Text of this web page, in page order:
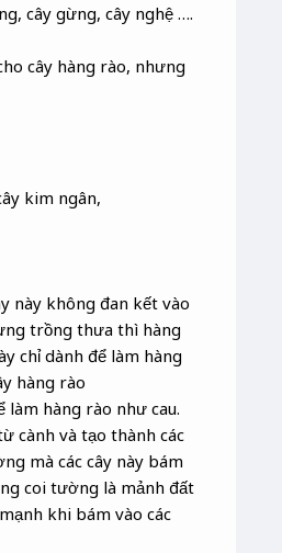
cây gừng, cây nghệ ….
cây hàng rào, nhưng
kim ngân,
này không đan kết vào
trồng thưa thì hàng
chỉ dành để làm hàng
hàng rào
hàng rào như cau.
cành và tạo thành các
mà các cây này bám
coi tường là mảnh đất
khi bám vào các